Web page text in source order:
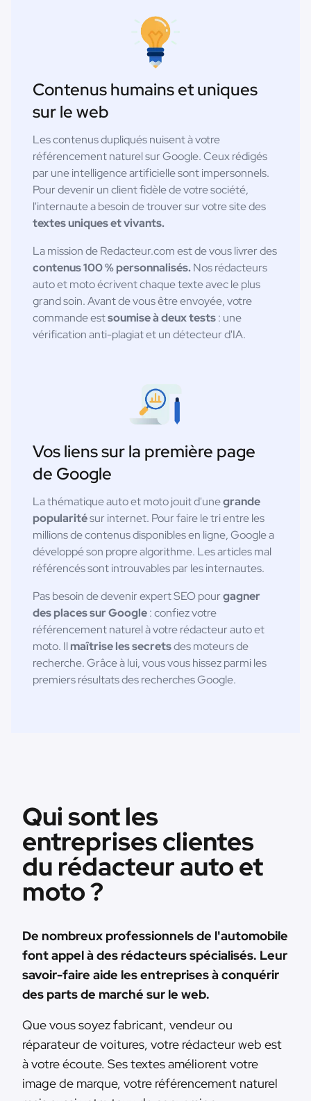
Contenus humains et uniques
sur le web
Les contenus dupliqués nuisent à votre
référencement naturel sur Google. Ceux rédigés
par une intelligence artificielle sont impersonnels.
Pour devenir un client fidèle de votre société,
l'internaute a besoin de trouver sur votre site des
textes uniques et vivants.
La mission de Redacteur.com est de vous livrer des
contenus 100 % personnalisés.Nos rédacteurs
auto et moto écrivent chaque texte avec le plus
grand soin. Avant de vous être envoyée, votre
commande estsoumise à deux tests: une
vérification anti-plagiat et un détecteur d'IA.
Vos liens sur la première page
de Google
La thématique auto et moto jouit d'unegrande
popularitésur internet. Pour faire le tri entre les
millions de contenus disponibles en ligne, Google a
développé son propre algorithme. Les articles mal
référencés sont introuvables par les internautes.
Pas besoin de devenir expert SEO pourgagner
des places sur Google: confiez votre
référencement naturel à votre rédacteur auto et
moto. Ilmaîtrise les secretsdes moteurs de
recherche. Grâce à lui, vous vous hissez parmi les
premiers résultats des recherches Google.
Qui sont les
entreprises clientes
du rédacteur auto et
moto ?
De nombreux professionnels de l'automobile
font appel à des rédacteurs spécialisés. Leur
savoir-faire aide les entreprises à conquérir
des parts de marché sur le web.
Que vous soyez fabricant, vendeur ou
réparateur de voitures, votre rédacteur web est
à votre écoute. Ses textes améliorent votre
image de marque, votre référencement naturel